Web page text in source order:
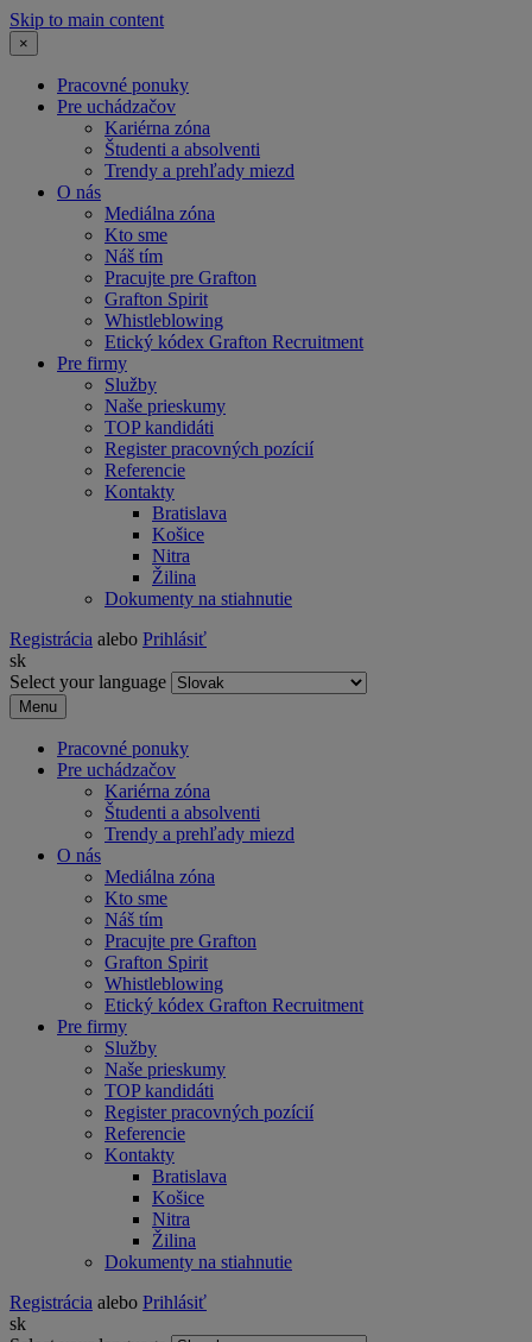
Skip to main content
×
Pracovné ponuky
Pre uchádzačov
Kariérna zóna
Študenti a absolventi
Trendy a prehľady miezd
O nás
Mediálna zóna
Kto sme
Náš tím
Pracujte pre Grafton
Grafton Spirit
Whistleblowing
Etický kódex Grafton Recruitment
Pre firmy
Služby
Naše prieskumy
TOP kandidáti
Register pracovných pozícií
Referencie
Kontakty
Bratislava
Košice
Nitra
Žilina
Dokumenty na stiahnutie
Registrácia alebo Prihlásiť
sk
Select your language
Menu
Pracovné ponuky
Pre uchádzačov
Kariérna zóna
Študenti a absolventi
Trendy a prehľady miezd
O nás
Mediálna zóna
Kto sme
Náš tím
Pracujte pre Grafton
Grafton Spirit
Whistleblowing
Etický kódex Grafton Recruitment
Pre firmy
Služby
Naše prieskumy
TOP kandidáti
Register pracovných pozícií
Referencie
Kontakty
Bratislava
Košice
Nitra
Žilina
Dokumenty na stiahnutie
Registrácia alebo Prihlásiť
sk